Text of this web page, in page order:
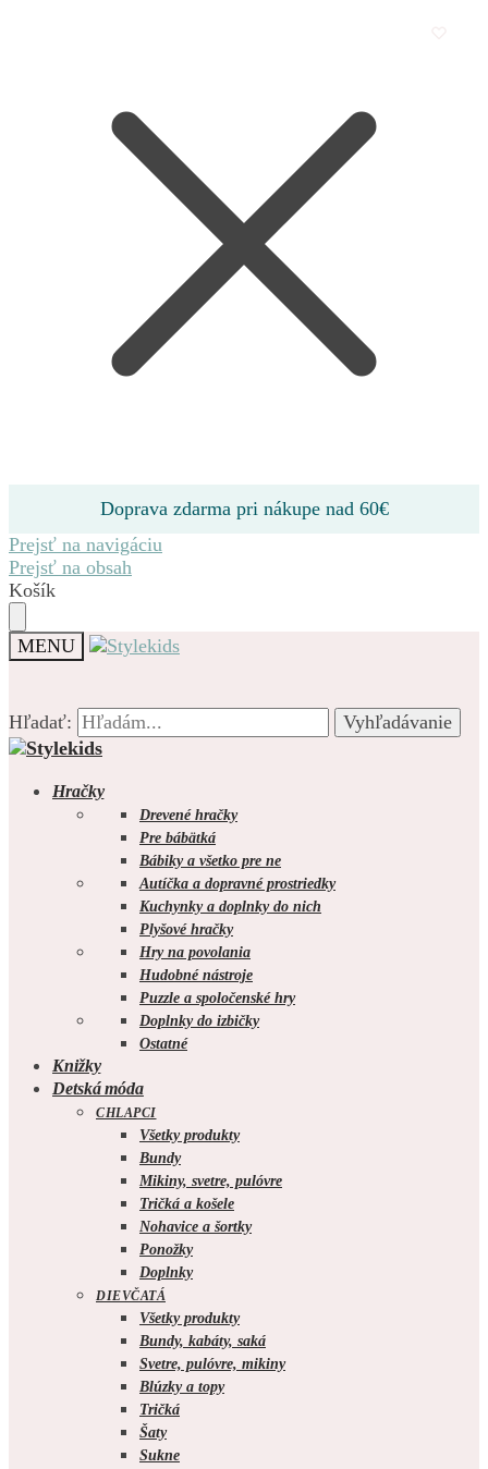
Prejsť na navigáciu
Prejsť na obsah
Košík
MENU
Hľadať: Vyhľadávanie
0.00
Hľadať: Vyhľadávanie
Hračky
Drevené hračky
Pre bábätká
Bábiky a všetko pre ne
Autíčka a dopravné prostriedky
Kuchynky a doplnky do nich
Plyšové hračky
Hry na povolania
Hudobné nástroje
Puzzle a spoločenské hry
Doplnky do izbičky
Ostatné
Knižky
Detská móda
CHLAPCI
Všetky produkty
Bundy
Mikiny, svetre, pulóvre
Tričká a košele
Nohavice a šortky
Ponožky
Doplnky
DIEVČATÁ
Všetky produkty
Bundy, kabáty, saká
Svetre, pulóvre, mikiny
Blúzky a topy
Tričká
Šaty
Sukne
Doprava zdarma pri nákupe nad 60€